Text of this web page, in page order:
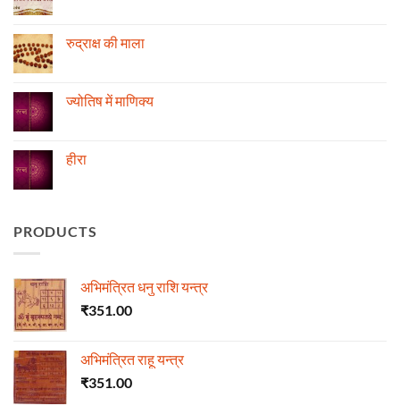
अनुसार
तेजी-
रोग
एवं
रुद्राक्ष की माला
रुद्राक्ष
की
ज्योतिष में माणिक्य
ज्योतिष
मेंहीरा
PRODUCTS
अभिमंत्रित धनु राशि यन्त्र
₹351.00
अभिमंत्रित राहू यन्त्र
₹351.00